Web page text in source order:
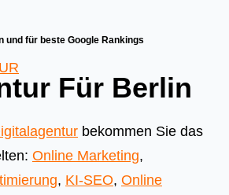
und für beste Google Rankings
Für Berlin
bekommen Sie das
Online Marketing,
, KI-SEO, Online